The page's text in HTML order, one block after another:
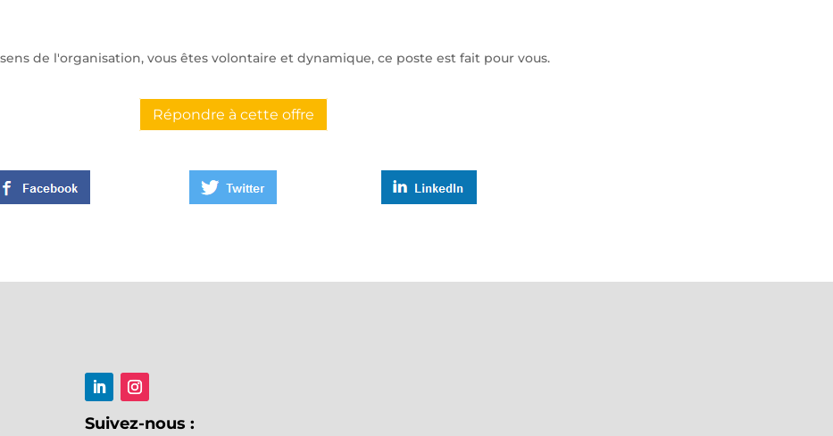
de l'organisation, vous êtes volontaire et dynamique, ce poste est fait pour vous.
Répondre à cette offre
Suivez-nous :